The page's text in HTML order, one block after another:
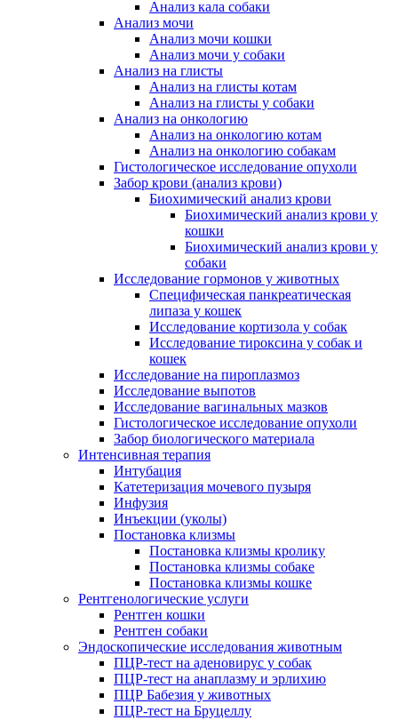
Анализ кала собаки
Анализ мочи
Анализ мочи кошки
Анализ мочи у собаки
Анализ на глисты
Анализ на глисты котам
Анализ на глисты у собаки
Анализ на онкологию
Анализ на онкологию котам
Анализ на онкологию собакам
Гистологическое исследование опухоли
Забор крови (анализ крови)
Биохимический анализ крови
Биохимический анализ крови у
кошки
Биохимический анализ крови у
собаки
Исследование гормонов у животных
Специфическая панкреатическая
липаза у кошек
Исследование кортизола у собак
Исследование тироксина у собак и
кошек
Исследование на пироплазмоз
Исследование выпотов
Исследование вагинальных мазков
Гистологическое исследование опухоли
Забор биологического материала
Интенсивная терапия
Интубация
Катетеризация мочевого пузыря
Инфузия
Инъекции (уколы)
Постановка клизмы
Постановка клизмы кролику
Постановка клизмы собаке
Постановка клизмы кошке
Рентгенологические услуги
Рентген кошки
Рентген собаки
Эндоскопические исследования животным
ПЦР-тест на аденовирус у собак
ПЦР-тест на анаплазму и эрлихию
ПЦР Бабезия у животных
ПЦР-тест на Бруцеллу